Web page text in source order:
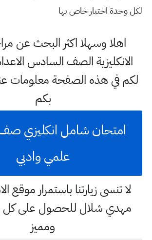
لكل وحدة اختبار خاص بها
اهلا وسهلا اكثر البحث عن
الانكليزية الصف السادس
لكم في هذه الصفحة معلومات
بكم
امتحان شامل انكليزي
علمي وادبي
لا تنسى زيارتنا باستمرار موقع
مهدي شلال للحصول على
ومميز